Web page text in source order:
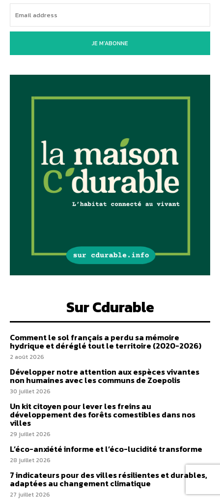
JE M'ABONNE
Sur Cdurable
Comment le sol français a perdu sa mémoire
hydrique et déréglé tout le territoire (2020-2026)
2 août 2026
Développer notre attention aux espèces vivantes
non humaines avec les communs de Zoepolis
30 juillet 2026
Un kit citoyen pour lever les freins au
développement des forêts comestibles dans nos
villes
29 juillet 2026
L’éco-anxiété informe et l’éco-lucidité transforme
28 juillet 2026
7 indicateurs pour des villes résilientes et durables,
adaptées au changement climatique
27 juillet 2026